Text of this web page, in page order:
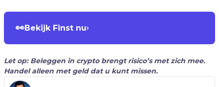
👀Bekijk Finst nu›
Let op: Beleggen in crypto brengt risico’s met zich mee.
Handel alleen met geld dat u kunt missen.